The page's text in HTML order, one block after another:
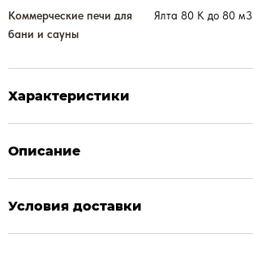
Коммерческие печи для
бани и сауны
Ялта 80 К до 80 м3
Характеристики
Описание
Условия доставки